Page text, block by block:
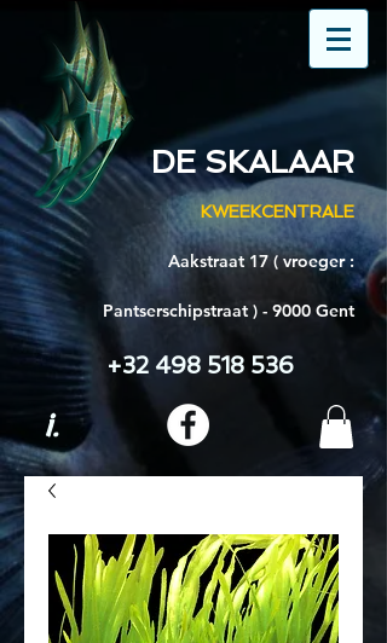
DE SKALAAR
KWEEKCENTRALE
Aakstraat 17 ( vroeger :
Pantserschipstraat ) - 9000 Gent
+32 498 518 536
i.